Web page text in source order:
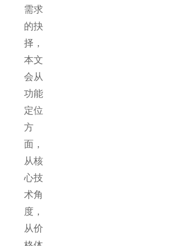
需求
的抉
择，
本文
会从
功能
定位
方
面，
从核
心技
术角
度，
从价